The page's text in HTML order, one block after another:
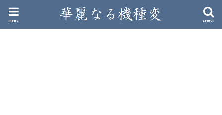
search
menu